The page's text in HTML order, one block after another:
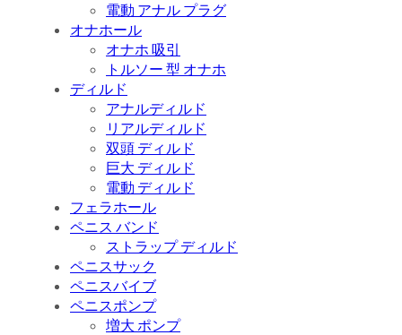
電動 アナル プラグ
オナホール
オナホ 吸引
トルソー 型 オナホ
ディルド
アナルディルド
リアルディルド
双頭 ディルド
巨大 ディルド
電動 ディルド
フェラホール
ペニス バンド
ストラップ ディルド
ペニスサック
ペニスバイブ
ペニスポンプ
増大 ポンプ